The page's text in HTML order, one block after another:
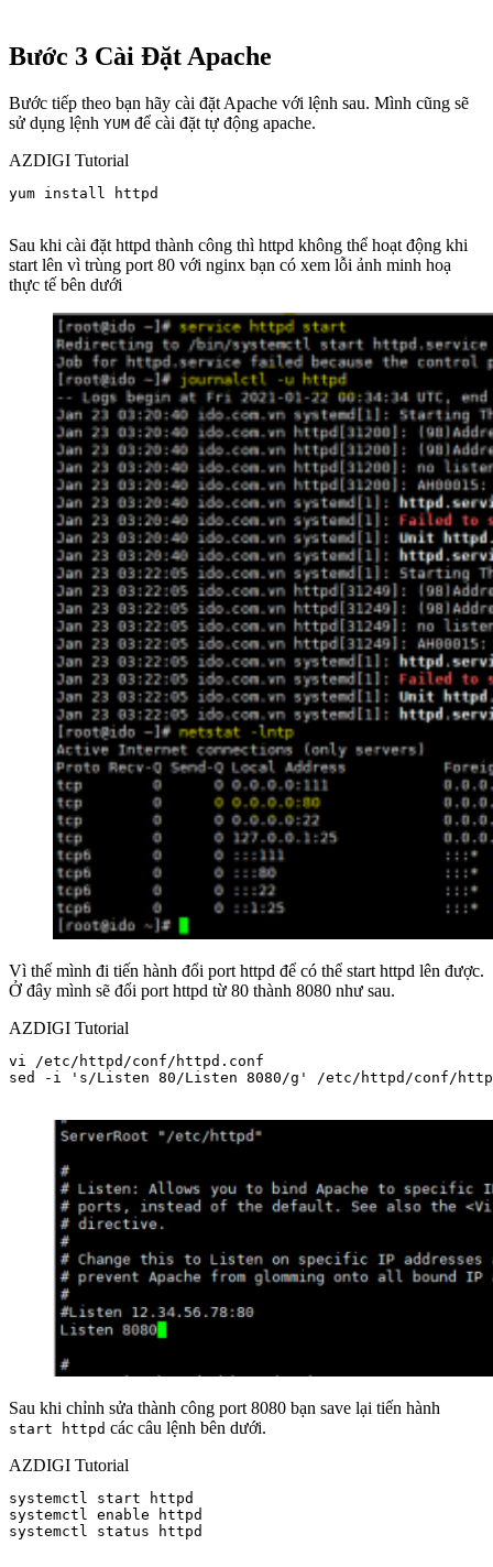
Bước 3 Cài Đặt Apache
Bước tiếp theo bạn hãy cài đặt Apache với lệnh sau. Mình cũng sẽ
sử dụng lệnh YUM để cài đặt tự động apache.
AZDIGI Tutorial
yum install httpd
Sau khi cài đặt httpd thành công thì httpd không thể hoạt động khi
start lên vì trùng port 80 với nginx bạn có xem lỗi ảnh minh hoạ
thực tế bên dưới
Vì thế mình đi tiến hành đổi port httpd để có thể start httpd lên được.
Ở đây mình sẽ đổi port httpd từ 80 thành 8080 như sau.
AZDIGI Tutorial
vi /etc/httpd/conf/httpd.conf
sed -i 's/Listen 80/Listen 8080/g' /etc/httpd/conf/
Sau khi chỉnh sửa thành công port 8080 bạn save lại tiến hành
start httpd các câu lệnh bên dưới.
AZDIGI Tutorial
systemctl start httpd
systemctl enable httpd
systemctl status httpd